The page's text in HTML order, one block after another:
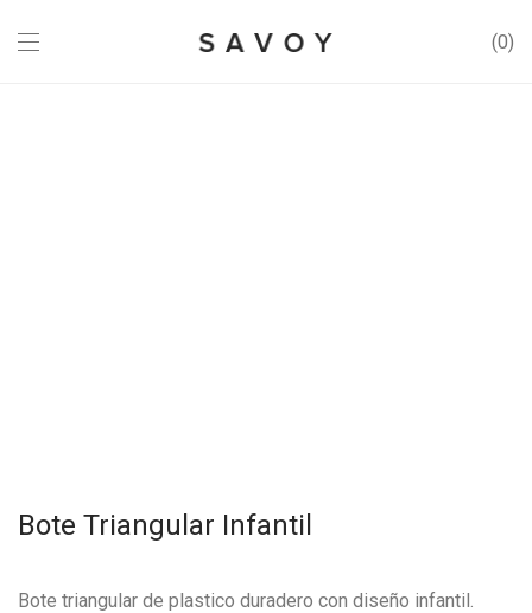
0
Bote Triangular Infantil
Bote triangular de plastico duradero con diseño infantil.